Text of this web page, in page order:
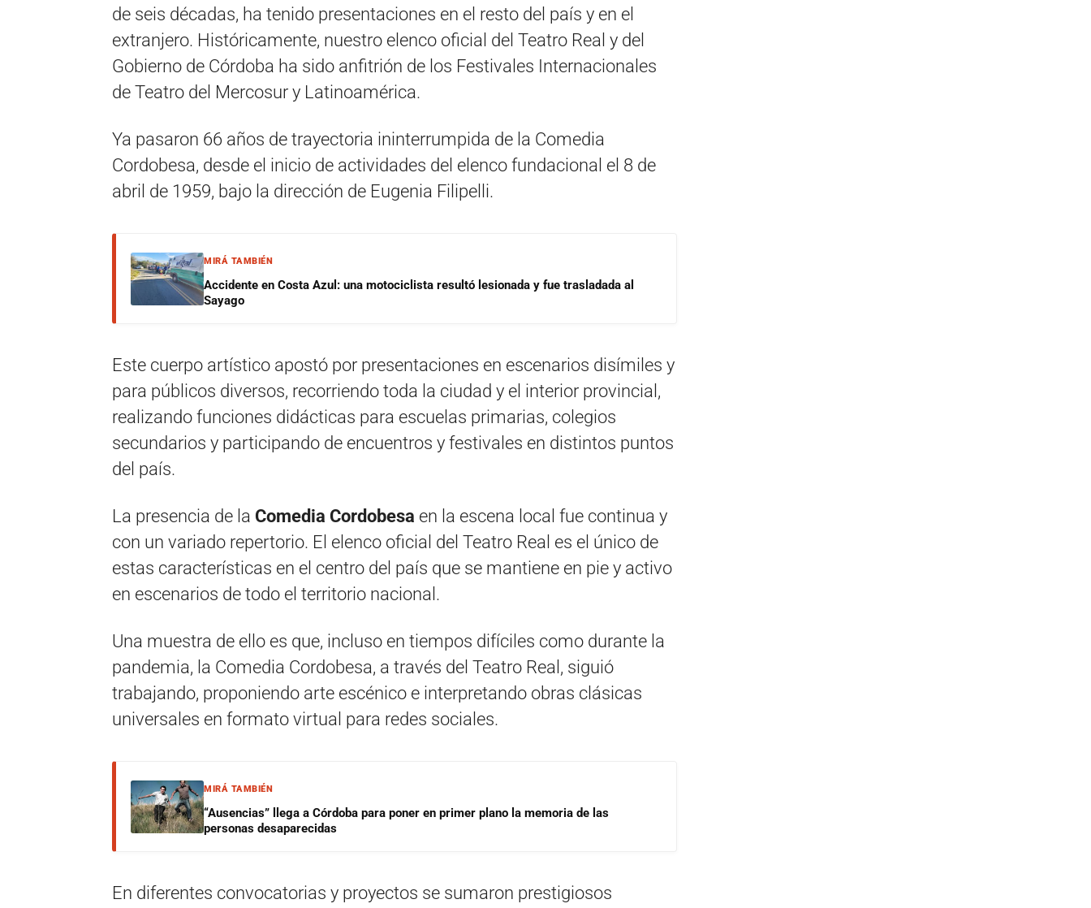
de seis décadas, ha tenido presentaciones en el resto del país y en el
extranjero. Históricamente, nuestro elenco oficial del Teatro Real y del
Gobierno de Córdoba ha sido anfitrión de los Festivales Internacionales
de Teatro del Mercosur y Latinoamérica.
Ya pasaron 66 años de trayectoria ininterrumpida de la Comedia
Cordobesa, desde el inicio de actividades del elenco fundacional el 8 de
abril de 1959, bajo la dirección de Eugenia Filipelli.
MIRÁ TAMBIÉN
Accidente en Costa Azul: una motociclista resultó lesionada y fue trasladada al
Sayago
Este cuerpo artístico apostó por presentaciones en escenarios disímiles y
para públicos diversos, recorriendo toda la ciudad y el interior provincial,
realizando funciones didácticas para escuelas primarias, colegios
secundarios y participando de encuentros y festivales en distintos puntos
del país.
La presencia de la Comedia Cordobesa en la escena local fue continua y
con un variado repertorio. El elenco oficial del Teatro Real es el único de
estas características en el centro del país que se mantiene en pie y activo
en escenarios de todo el territorio nacional.
Una muestra de ello es que, incluso en tiempos difíciles como durante la
pandemia, la Comedia Cordobesa, a través del Teatro Real, siguió
trabajando, proponiendo arte escénico e interpretando obras clásicas
universales en formato virtual para redes sociales.
MIRÁ TAMBIÉN
“Ausencias” llega a Córdoba para poner en primer plano la memoria de las
personas desaparecidas
En diferentes convocatorias y proyectos se sumaron prestigiosos